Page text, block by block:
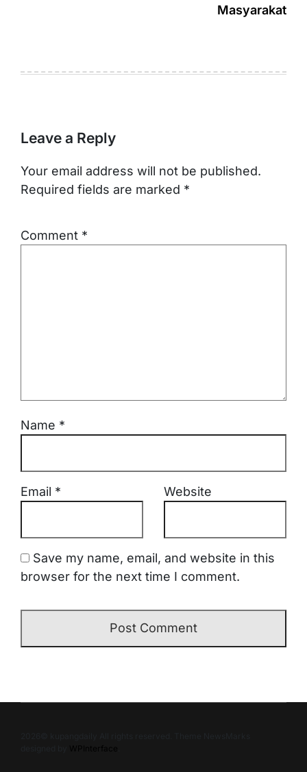
Masyarakat
Leave a Reply
Your email address will not be published.
Required fields are marked *
Comment *
Name *
Email * Website
Save my name, email, and website in this
browser for the next time I comment.